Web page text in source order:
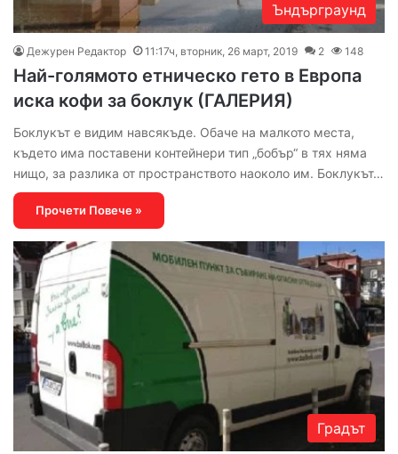
Ъндърграунд
Дежурен Редактор 11:17ч, вторник, 26 март, 2019 2 148
Най-голямото етническо гето в Европа
иска кофи за боклук (ГАЛЕРИЯ)
Боклукът е видим навсякъде. Обаче на малкото места,
където има поставени контейнери тип „бобър“ в тях няма
нищо, за разлика от пространството наоколо им. Боклукът…
Прочети Повече »
Градът